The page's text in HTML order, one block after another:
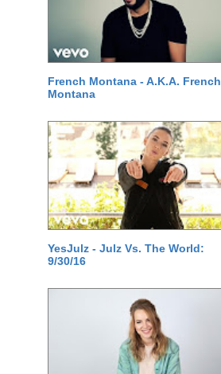
French Montana - A.K.A. French
Montana
YesJulz - Julz Vs. The World:
9/30/16